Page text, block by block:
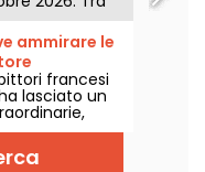
la mostra di
stravaganza,
ammirare le
francesi
lasciato un
nei musei di